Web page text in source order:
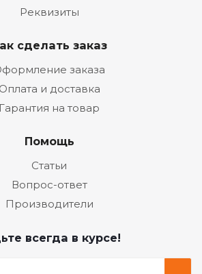
Реквизиты
сделать заказ
заказа
Оплата и доставка
Гарантия на товар
Помощь
Статьи
Вопрос-ответ
Производители
всегда в курсе!